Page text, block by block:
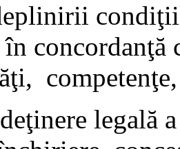
concordanţă
legală